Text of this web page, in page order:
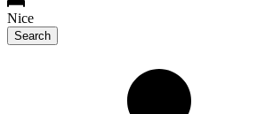
Nice
Search